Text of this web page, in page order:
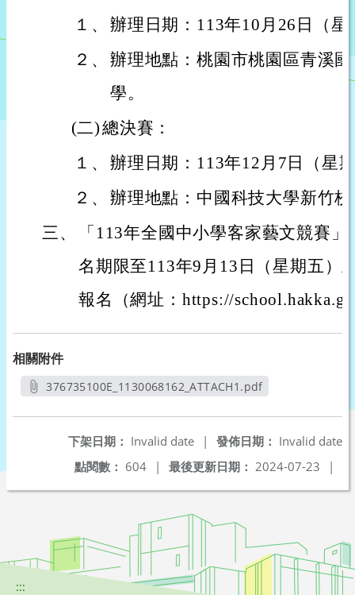
１、 辦理日期：113年10月26日（星
２、 辦理地點：桃園市桃園區青溪
學。
(二)總決賽：
１、 辦理日期：113年12月7日（星
２、 辦理地點：中國科技大學新竹
三、
「113年全國中小學客家藝文競賽
名期限至113年9月13日（星期五）
報名（網址：https://
相關附件
376735100E_1130068162_ATTACH1.pdf
發佈日期： Invalid date
下架日期： Invalid date
|
最後更新日期： 2024-07-23 |
點閱數： 604 |
:::